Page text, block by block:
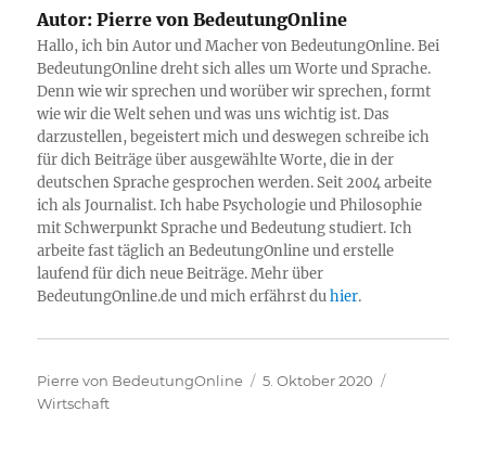
Autor: Pierre von BedeutungOnline
Hallo, ich bin Autor und Macher von BedeutungOnline. Bei
BedeutungOnline dreht sich alles um Worte und Sprache.
Denn wie wir sprechen und worüber wir sprechen, formt
wie wir die Welt sehen und was uns wichtig ist. Das
darzustellen, begeistert mich und deswegen schreibe ich
für dich Beiträge über ausgewählte Worte, die in der
deutschen Sprache gesprochen werden. Seit 2004 arbeite
ich als Journalist. Ich habe Psychologie und Philosophie
mit Schwerpunkt Sprache und Bedeutung studiert. Ich
arbeite fast täglich an BedeutungOnline und erstelle
laufend für dich neue Beiträge. Mehr über
BedeutungOnline.de und mich erfährst duhier.
Autor
Pierre von BedeutungOnline
Veröffentlicht
5. Oktober 2020
Wirtschaft